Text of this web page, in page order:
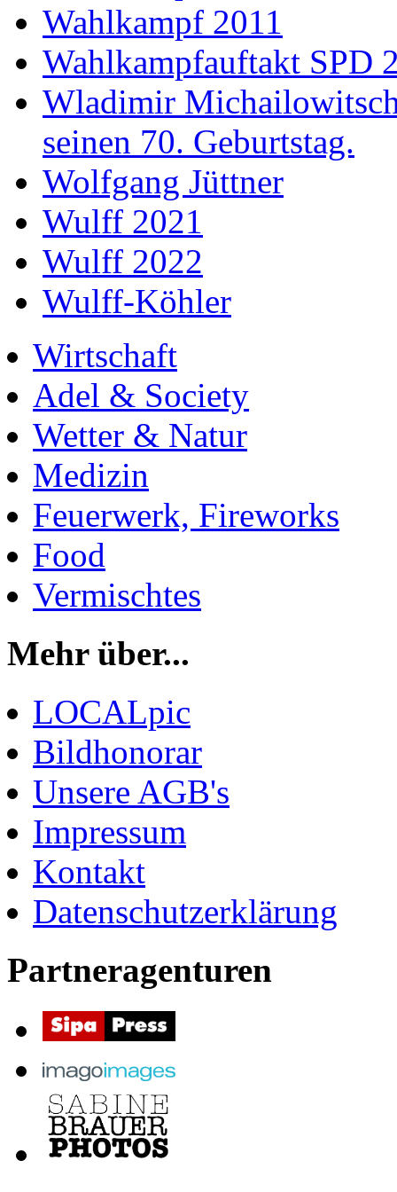
Wahlkampf 2011
Wahlkampfauftakt SPD
Wladimir
seinen 70. Geburtstag.
Wolfgang Jüttner
Wulff 2021
Wulff 2022
Wulff-Köhler
Wirtschaft
Adel & Society
Wetter & Natur
Medizin
Feuerwerk, Fireworks
Food
Vermischtes
Mehr über...
LOCALpic
Bildhonorar
Unsere AGB's
Impressum
Kontakt
Datenschutzerklärung
Partneragenturen